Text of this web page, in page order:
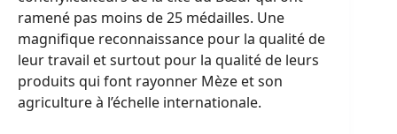
ramené pas moins de 25 médailles. Une
magnifique reconnaissance pour la qualité de
leur travail et surtout pour la qualité de leurs
produits qui font rayonner Mèze et son
agriculture à l’échelle internationale.